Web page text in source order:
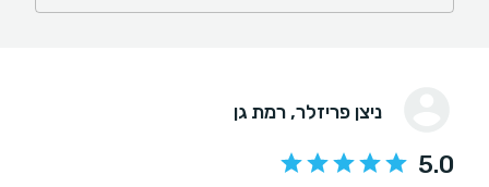
ניצן פריזלר, רמת גן
5.0